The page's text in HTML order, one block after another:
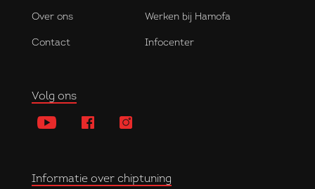
Over ons Werken bij Hamofa
Contact Infocenter
Volg ons
Informatie over chiptuning